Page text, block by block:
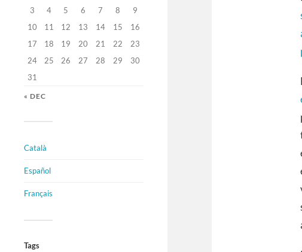
3
4 5 6 7 8
9
10
11 12 13 14 15
16
17
18 19 20 21 22
23
24
25 26 27 28 29
30
31
« DEC
Català
Español
Français
Tags